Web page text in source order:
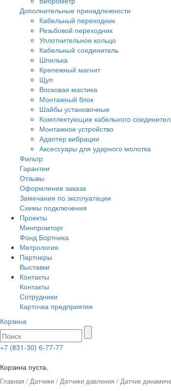
Дополнительные принадлежности
Кабельный переходник
Резьбовой переходник
Уплотнительное кольцо
Кабельный соединитель
Шпилька
Крепежный магнит
Щуп
Восковая мастика
Монтажный блок
Шайбы установочные
Комплектующие кабельного
Монтажное устройство
Адаптер вибрации
Аксессуары для ударного молотка
Фильтр
Гарантии
Отзывы
Оформление заказа
Замечания по эксплуатации
Схемы подключения
Проекты
Минпромторг
Фонд Бортника
Метрология
Партнеры
Выставки
Контакты
Контакты
Сотрудники
Карточка предприятия
Корзина
+7 (831-30) 6-77-77
Корзина пуста.
Главная / Датчики / Датчики давления / Датчик